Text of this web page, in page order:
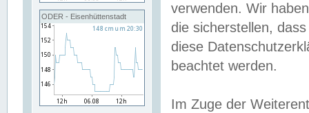
ODER - Eisenhüttenstadt
verwenden. Wir
die sicherstellen,
diese
beachtet werden.
Im Zuge der